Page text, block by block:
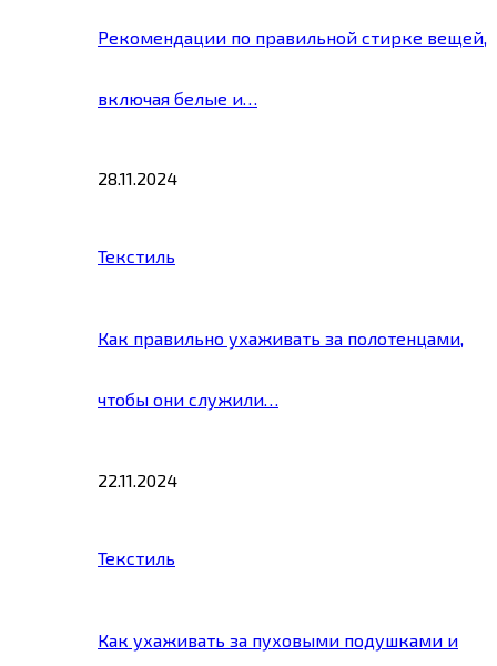
Рекомендации по правильной стирке вещей,
включая белые и…
28.11.2024
Текстиль
Как правильно ухаживать за полотенцами,
чтобы они служили…
22.11.2024
Текстиль
Как ухаживать за пуховыми подушками и